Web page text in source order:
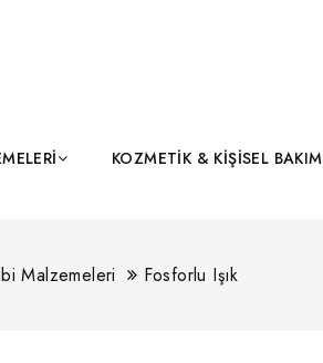
KOZMETIK & KIŞISEL BAKIM
Malzemeleri Fosforlu Işık